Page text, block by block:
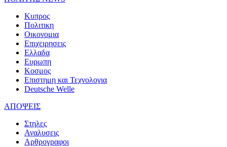
Κυπρος
Πολιτικη
Οικονομια
Επιχειρησεις
Ελλαδα
Ευρωπη
Κοσμος
Επιστημη και Τεχνολογια
Deutsche Welle
ΑΠΟΨΕΙΣ
Στηλες
Αναλυσεις
Αρθρογραφοι